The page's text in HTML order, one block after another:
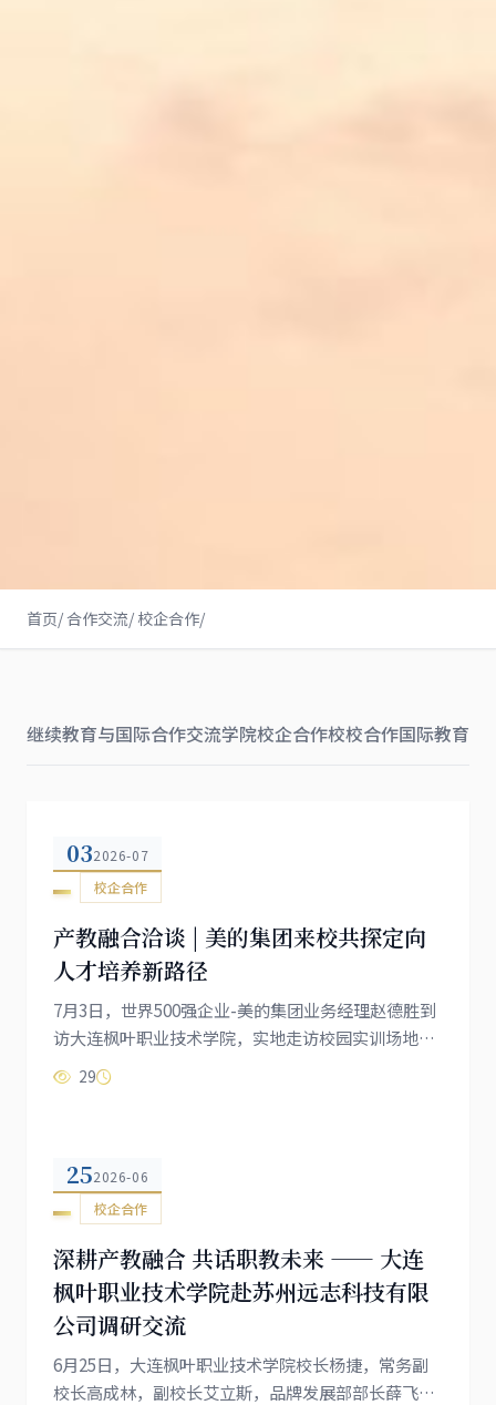
首页/合作交流/ 校企合作/
继续教育与国际合作交流学院校企合作校校合作国际教育学
032026-07
校企合作
产教融合洽谈 | 美的集团来校共探定向
人才培养新路径
7月3日，世界500强企业-美的集团业务经理赵德胜到
访大连枫叶职业技术学院，实地走访校园实训场地并
开展座谈，围绕智能制造、智能家居、现代营销、供
应链人才定向培养、实习就业输送等领域深度磋商，
深入了解我校岗位导向、实景教学、工学一体的人才
培养模式。走访过程中，赵经理对学校完善的实训配
套、贴合产业前沿的专业布局、...
29
252026-06
校企合作
深耕产教融合 共话职教未来 —— 大连
枫叶职业技术学院赴苏州远志科技有限
公司调研交流
6月25日，大连枫叶职业技术学院校长杨捷，常务副
校长高成林，副校长艾立斯，品牌发展部部长薛飞一